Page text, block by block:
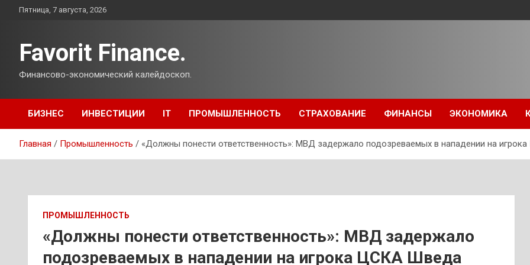
ПерейтиПятница, 7 августа, 2026
Favorit Finance.
Финансово-экономический калейдоскоп.
БИЗНЕС ИНВЕСТИЦИИ IT ПРОМЫШЛЕННОСТЬ СТРАХОВАНИЕ ФИНАНСЫ ЭКОНОМИКА
Главная Промышленность «Должны понести ответственность»: МВД задержало подозреваемых в нападении на
ПРОМЫШЛЕННОСТЬ
«Должны понести ответственность»: МВД задержало
подозреваемых в нападении на игрока ЦСКА Шведа